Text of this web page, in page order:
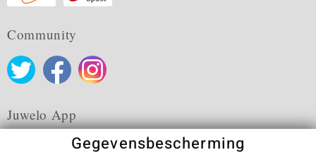
Community
Juwelo App
Gegevensbescherming